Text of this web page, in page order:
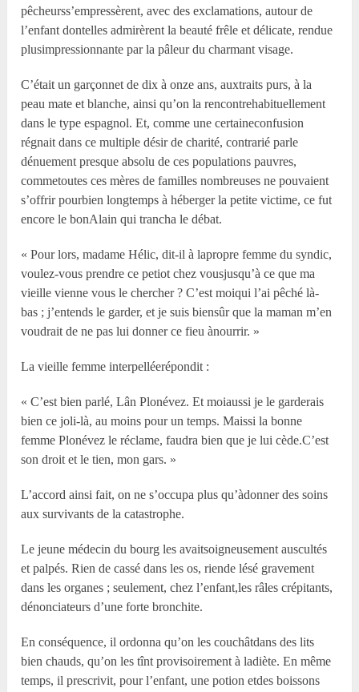
pêcheurss’empressèrent, avec des exclamations, autour de
l’enfant dontelles admirèrent la beauté frêle et délicate, rendue
plusimpressionnante par la pâleur du charmant visage.
C’était un garçonnet de dix à onze ans, auxtraits purs, à la
peau mate et blanche, ainsi qu’on la rencontrehabituellement
dans le type espagnol. Et, comme une certaineconfusion
régnait dans ce multiple désir de charité, contrarié parle
dénuement presque absolu de ces populations pauvres,
commetoutes ces mères de familles nombreuses ne pouvaient
s’offrir pourbien longtemps à héberger la petite victime, ce fut
encore le bonAlain qui trancha le débat.
« Pour lors, madame Hélic, dit-il à lapropre femme du syndic,
voulez-vous prendre ce petiot chez vousjusqu’à ce que ma
vieille vienne vous le chercher ? C’est moiqui l’ai pêché là-
bas ; j’entends le garder, et je suis biensûr que la maman m’en
voudrait de ne pas lui donner ce fieu ànourrir. »
La vieille femme interpelléerépondit :
« C’est bien parlé, Lân Plonévez. Et moiaussi je le garderais
bien ce joli-là, au moins pour un temps. Maissi la bonne
femme Plonévez le réclame, faudra bien que je lui cède.C’est
son droit et le tien, mon gars. »
L’accord ainsi fait, on ne s’occupa plus qu’àdonner des soins
aux survivants de la catastrophe.
Le jeune médecin du bourg les avaitsoigneusement auscultés
et palpés. Rien de cassé dans les os, riende lésé gravement
dans les organes ; seulement, chez l’enfant,les râles crépitants,
dénonciateurs d’une forte bronchite.
En conséquence, il ordonna qu’on les couchâtdans des lits
bien chauds, qu’on les tînt provisoirement à ladiète. En même
temps, il prescrivit, pour l’enfant, une potion etdes boissons